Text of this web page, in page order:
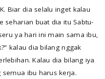
Biar dia selalu inget kalau
seharian buat dia itu Sabtu-
ya hari ini main sama ibu,
kalau dia bilang nggak
Kalau dia bilang iya
ibu harus kerja.